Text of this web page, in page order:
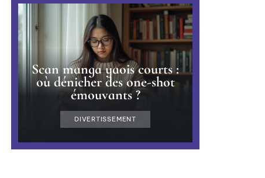
Scan manga yaois courts :
où dénicher des one-shot
émouvants ?
DIVERTISSEMENT